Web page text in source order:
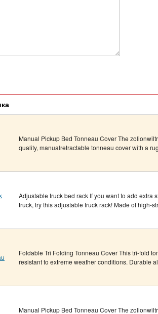
Manual Pickup Bed Tonneau Cover The
quality, manualretractable tonneau cover with a
Adjustable truck bed rack If you want to add extra
truck, try this adjustable truck rack! Made of high-
Foldable Tri Folding Tonneau Cover This tri-fold
resistant to extreme weather conditions. Durable
Manual Pickup Bed Tonneau Cover The